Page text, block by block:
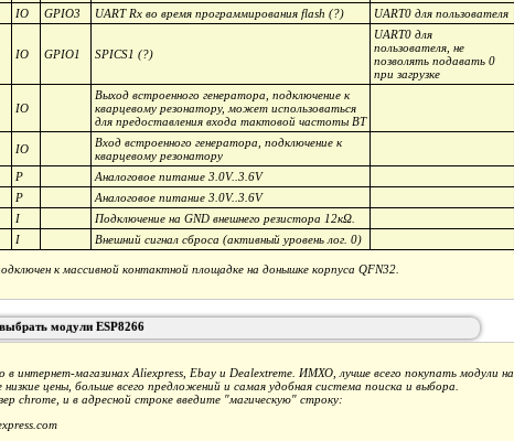
IO GPIO3 UART Rx во время программирования flash (?) UART0 для пользователя
IO GPIO1 SPICS1 (?)
UART0 для
пользователя, не
позволять подавать 0
при загрузке
IO
Выход встроенного генератора, подключение к
кварцевому резонатору, может использоваться
для предоставления входа тактовой частоты BT
IO
Вход встроенного генератора, подключение к
кварцевому резонатору
P
Аналоговое питание 3.0V..3.6V
P
Аналоговое питание 3.0V..3.6V
I
Подключение на GND внешнего резистора 12кΩ.
I Внешний сигнал сброса (активный уровень лог. 0)
к массивной контактной площадке на донышке корпуса QFN32.
модули ESP8266
интернет-магазинах Aliexpress, Ebay и Dealextreme. ИМХО, лучше всего покупать модули на
низкие цены, больше всего предложений и самая удобная система поиска и выбора.
chrome, и в адресной строке введите "магическую" строку: